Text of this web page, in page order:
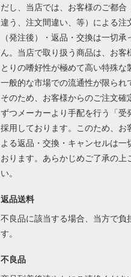
だし、当店では、お客様のご都合
違う、注文間違い、等）による注
（発注後）・返品・交換は一切承
ん。当店で取り扱う商品は、お客
とりの嗜好性が極めて高い特殊な
一般的な市場での流通性が限られ
そのため、お客様からのご注文確
ずつメーカーより手配を行う「受
採用しております。このため、お
よる返品・交換・キャンセルは一
おります。あらかじめご了承の上
い。
返品送料
不良品に該当する場合、当方で負
す。
不良品